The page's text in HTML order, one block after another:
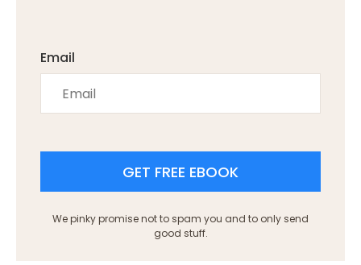
Email
GET FREE EBOOK
We pinky promise not to spam you and to only send
good stuff.